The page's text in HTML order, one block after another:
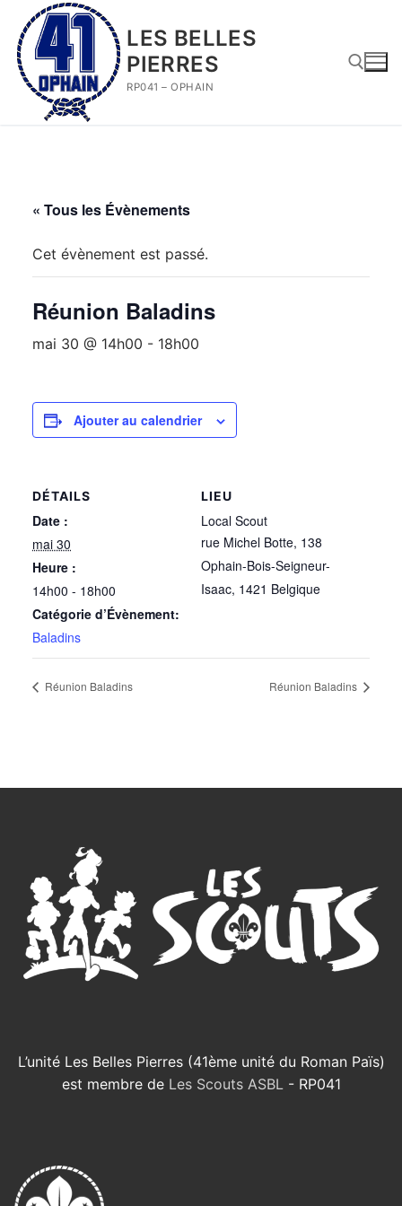
contenu
LES BELLES
PIERRES
RP041 – OPHAIN
« Tous les Évènements
Cet évènement est passé.
Réunion Baladins
mai 30 @ 14h00 - 18h00
Ajouter au calendrier
DÉTAILS
Date :
mai 30
Heure :
14h00 - 18h00
Catégorie d’Évènement:
Baladins
LIEU
Local Scout
rue Michel Botte, 138
Ophain-Bois-Seigneur-
Isaac, 1421 Belgique
Réunion Baladins Réunion Baladins
L’unité Les Belles Pierres (41ème unité du Roman Païs)
est membre de Les Scouts ASBL - RP041